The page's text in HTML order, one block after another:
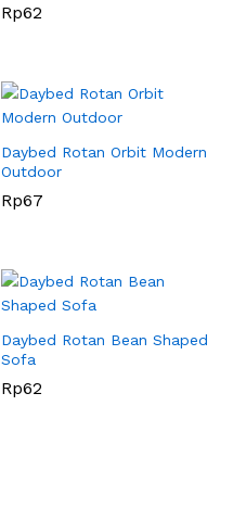
Rp62
Daybed Rotan Orbit Modern
Outdoor
Rp67
Daybed Rotan Bean Shaped
Sofa
Rp62